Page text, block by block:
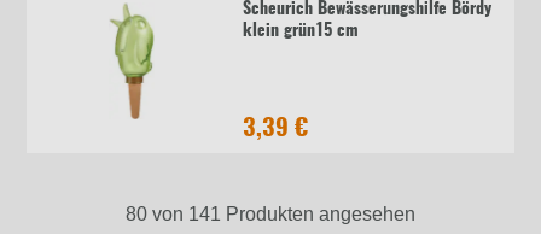
Scheurich Bewässerungshilfe Bördy
klein grün15 cm
3,39 €
80 von 141 Produkten angesehen